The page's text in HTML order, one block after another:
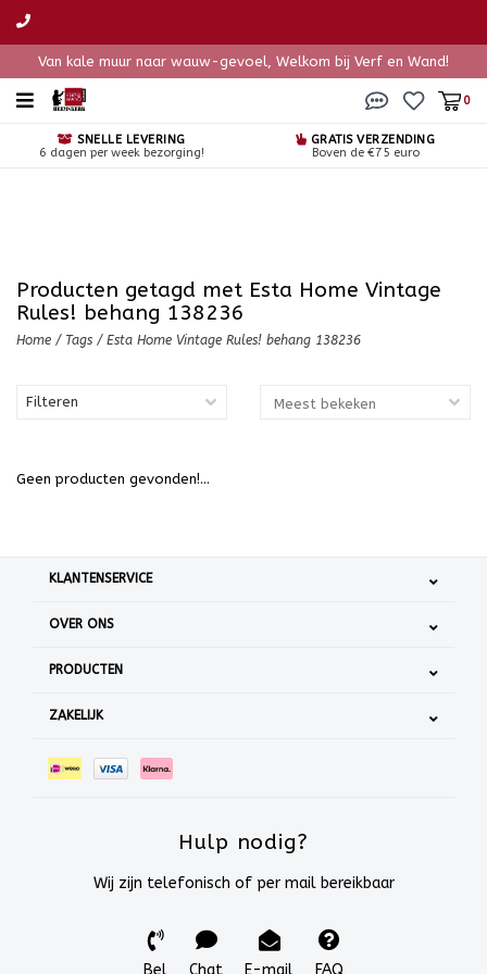
Van kale muur naar wauw-gevoel, Welkom bij Verf en Wand!
0
SNELLE LEVERING
6 dagen per week bezorging!
GRATIS VERZENDING
Boven de €75 euro
Producten getagd met Esta Home Vintage
Rules! behang 138236
Home / Tags / Esta Home Vintage Rules! behang 138236
Filteren
Geen producten gevonden!...
KLANTENSERVICE
OVER ONS
PRODUCTEN
ZAKELIJK
Hulp nodig?
Wij zijn telefonisch of per mail bereikbaar
Bel Chat E-mail FAQ